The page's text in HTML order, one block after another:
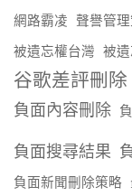
網路霸凌 聲譽管
被遺忘權台灣 被
谷歌差評刪除
負面內容刪除
負面搜尋結果
負面新聞刪除策略